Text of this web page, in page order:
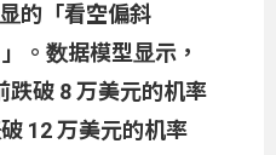
的「看空偏斜
。数据模型显示，
跌破 8 万美元的机率
12 万美元的机率